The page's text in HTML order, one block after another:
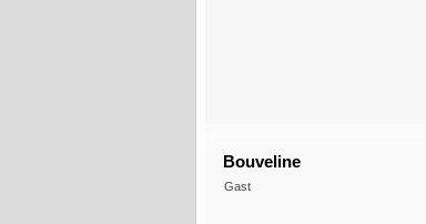
Bouveline
Gast